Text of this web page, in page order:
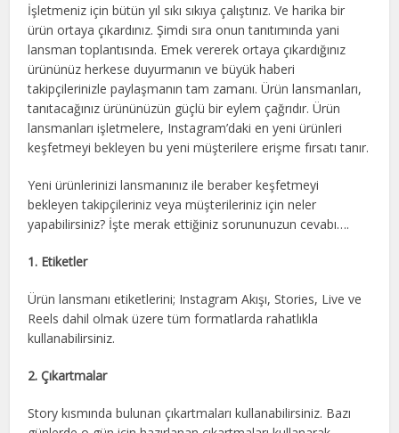
İşletmeniz için bütün yıl sıkı sıkıya çalıştınız. Ve harika bir
ürün ortaya çıkardınız. Şimdi sıra onun tanıtımında yani
lansman toplantısında. Emek vererek ortaya çıkardığınız
ürününüz herkese duyurmanın ve büyük haberi
takipçilerinizle paylaşmanın tam zamanı. Ürün lansmanları,
tanıtacağınız ürününüzün güçlü bir eylem çağrıdır. Ürün
lansmanları işletmelere, Instagram’daki en yeni ürünleri
keşfetmeyi bekleyen bu yeni müşterilere erişme fırsatı tanır.
Yeni ürünlerinizi lansmanınız ile beraber keşfetmeyi
bekleyen takipçileriniz veya müşterileriniz için neler
yapabilirsiniz? İşte merak ettiğiniz sorununuzun cevabı….
1. Etiketler
Ürün lansmanı etiketlerini; Instagram Akışı, Stories, Live ve
Reels dahil olmak üzere tüm formatlarda rahatlıkla
kullanabilirsiniz.
2. Çıkartmalar
Story kısmında bulunan çıkartmaları kullanabilirsiniz. Bazı